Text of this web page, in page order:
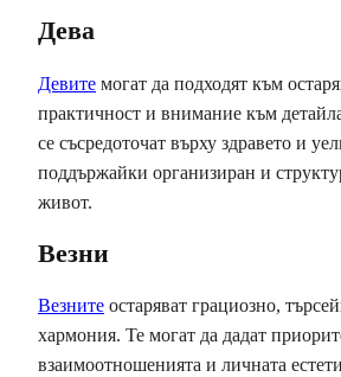
Дева
Девите могат да подходят към
практичност и внимание към
се съсредоточат върху здравето и
поддържайки организиран и
живот.
Везни
Везните остаряват грациозно,
хармония. Те могат да дадат
взаимоотношенията и личната